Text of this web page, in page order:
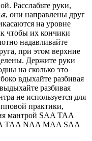
Расслабьте руки,
они направлены друг
на уровне
чтобы их кончики
надавливайте
при этом верхние
Держите руки
на сколько это
вдыхайте разбивая
разбивая
не используется для
практики,
мантрой SAA TAA
TAA NAA MAA SAA